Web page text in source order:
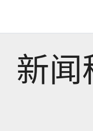
新闻